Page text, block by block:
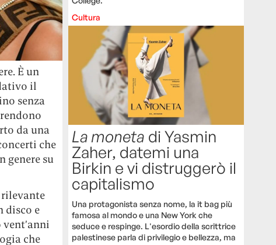
È un
il
senza
da una
che
genere su
rilevante
disco e
che
Cultura
La moneta di Yasmin
Zaher, datemi una
Birkin e vi distruggerò il
capitalismo
Una protagonista senza nome, la it bag più
famosa al mondo e una New York che
seduce e respinge. L'esordio della scrittrice
palestinese parla di privilegio e bellezza, ma